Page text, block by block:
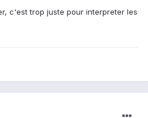
c'est trop juste pour interpreter les